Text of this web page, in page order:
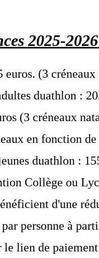
2025-2026
(3
duathlon :
(3 créneaux
en fonction
duathlon :
Collège ou
d'une
personne à
le lien de